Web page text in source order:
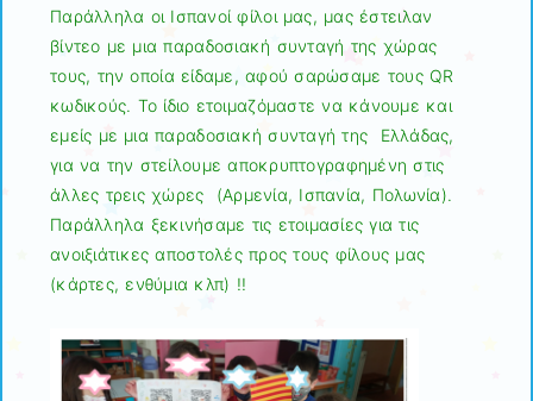
Παράλληλα οι Ισπανοί φίλοι μας, μας έστειλαν
βίντεο με μια παραδοσιακή συνταγή της χώρας
τους, την οποία είδαμε, αφού σαρώσαμε τους QR
κωδικούς. Το ίδιο ετοιμαζόμαστε να κάνουμε και
εμείς με μια παραδοσιακή συνταγή της Ελλάδας,
για να την στείλουμε αποκρυπτογραφημένη στις
άλλες τρεις χώρες (Αρμενία, Ισπανία, Πολωνία).
Παράλληλα ξεκινήσαμε τις ετοιμασίες για τις
ανοιξιάτικες αποστολές προς τους φίλους μας
(κάρτες, ενθύμια κλπ) !!